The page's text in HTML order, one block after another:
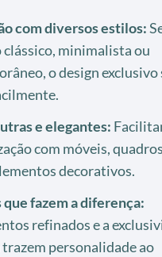
com diversos estilos:
clássico, minimalista ou
o design exclusivo
e elegantes:
com móveis,
decorativos.
fazem a diferença:
refinados e a
trazem personalidade ao